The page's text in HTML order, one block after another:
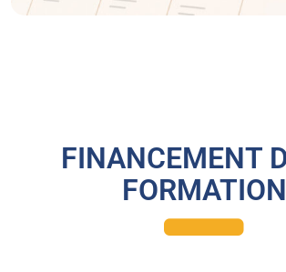
FINANCEMENT
FORMATION